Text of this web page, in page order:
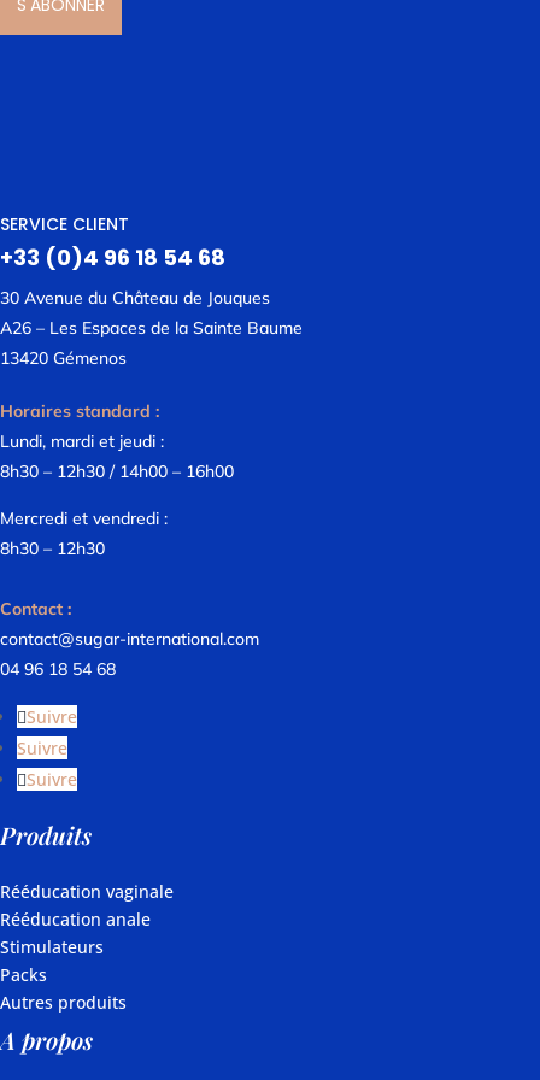
S'ABONNER
SERVICE CLIENT
+33 (0)4 96 18 54 68
30 Avenue du Château de Jouques
A26 – Les Espaces de la Sainte Baume
13420 Gémenos
Horaires standard :
Lundi, mardi et jeudi :
8h30 – 12h30 / 14h00 – 16h00
Mercredi et vendredi :
8h30 – 12h30
Contact :
contact@sugar-international.com
04 96 18 54 68
Suivre
Suivre
Suivre
Produits
Rééducation vaginale
Rééducation anale
Stimulateurs
Packs
Autres produits
A propos